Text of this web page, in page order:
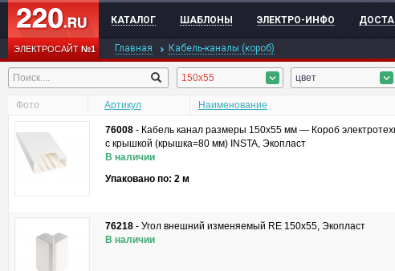
ЭЛЕКТРОСАЙТ№1
КАТАЛОГ ШАБЛОНЫ ЭЛЕКТРО-ИНФО
Главная Кабель-каналы (короб)
150x55 цвет
Фото Артикул Наименование
76008 - Кабель канал размеры 150x55 мм — Короб
с крышкой (крышка=80 мм) INSTA, Экопласт
В наличии
Упаковано по: 2 м
76218 - Угол внешний изменяемый RE 150x55, Экопласт
В наличии